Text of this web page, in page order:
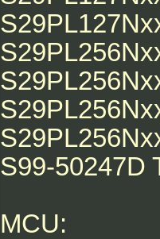
S99-50247D
MCU: